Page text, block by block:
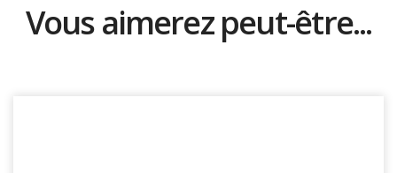
Vous aimerez peut-être...